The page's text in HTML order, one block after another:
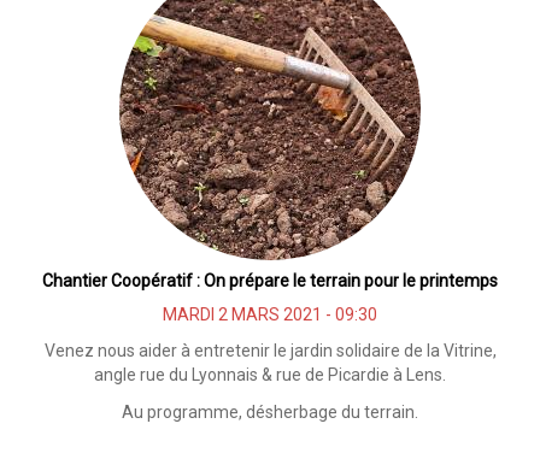
Plantation
des
Vignes
Chantier Coopératif : On prépare le terrain pour le printemps
MARDI 2 MARS 2021 - 09:30
Venez nous aider à entretenir le jardin solidaire de la Vitrine,
angle rue du Lyonnais & rue de Picardie à Lens.
Au programme, désherbage du terrain.